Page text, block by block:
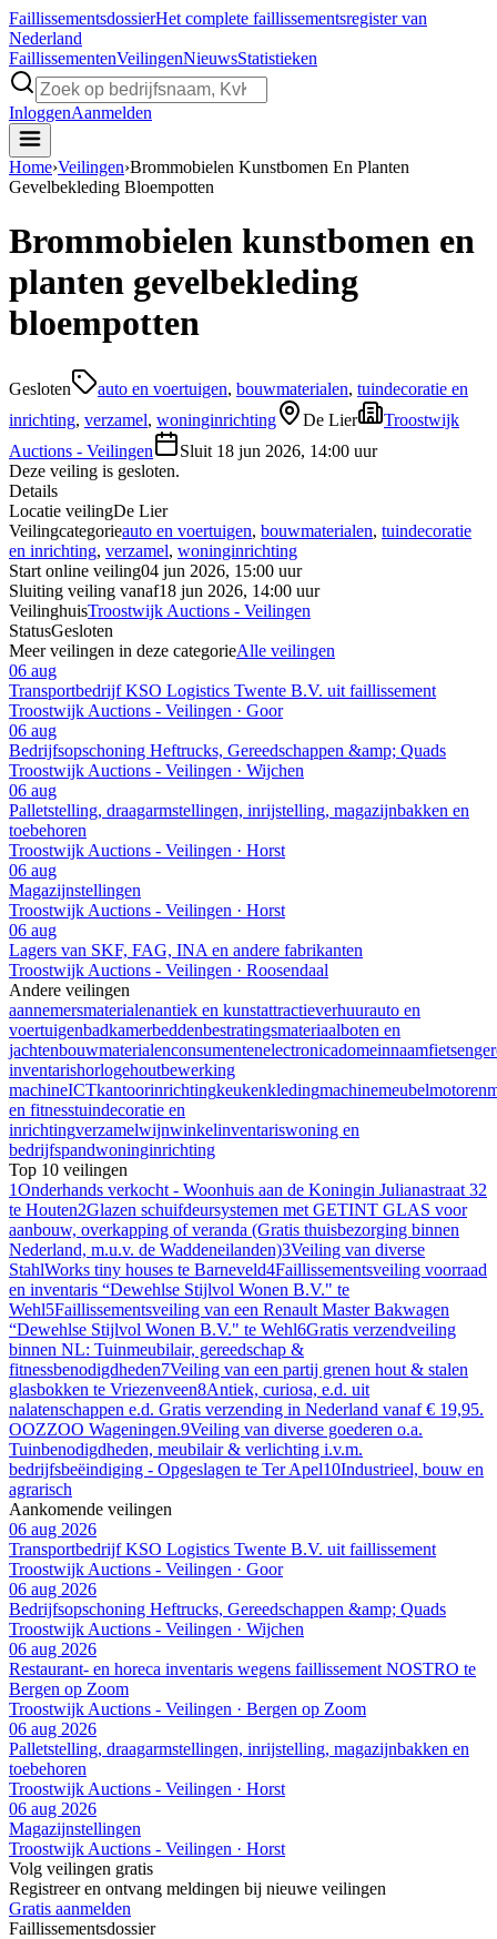
FaillissementsdossierHet complete faillissementsregister van
Nederland
FaillissementenVeilingenNieuwsStatistieken
InloggenAanmelden
Home›Veilingen›Brommobielen Kunstbomen En Planten
Gevelbekleding Bloempotten
Brommobielen kunstbomen en
planten gevelbekleding
bloempotten
Gesloten auto en voertuigen, bouwmaterialen, tuindecoratie en
inrichting, verzamel, woninginrichting De Lier
Troostwijk
Auctions - Veilingen
Sluit 18 jun 2026, 14:00 uur
Deze veiling is gesloten.
Details
Locatie veilingDe Lier
Veilingcategorieauto en voertuigen, bouwmaterialen, tuindecoratie
en inrichting, verzamel, woninginrichting
Start online veiling04 jun 2026, 15:00 uur
Sluiting veiling vanaf18 jun 2026, 14:00 uur
VeilinghuisTroostwijk Auctions - Veilingen
StatusGesloten
Meer veilingen in deze categorieAlle veilingen
06 aug
Transportbedrijf KSO Logistics Twente B.V. uit faillissement
Troostwijk Auctions - Veilingen · Goor
06 aug
Bedrijfsopschoning Heftrucks, Gereedschappen &amp; Quads
Troostwijk Auctions - Veilingen · Wijchen
06 aug
Palletstelling, draagarmstellingen, inrijstelling, magazijnbakken en
toebehoren
Troostwijk Auctions - Veilingen · Horst
06 aug
Magazijnstellingen
Troostwijk Auctions - Veilingen · Horst
06 aug
Lagers van SKF, FAG, INA en andere fabrikanten
Troostwijk Auctions - Veilingen · Roosendaal
Andere veilingen
aannemersmaterialenantiek en kunstattractieverhuurauto en
voertuigenbadkamerbeddenbestratingsmateriaalboten en
jachtenbouwmaterialenconsumentenelectronicadomeinnaamfietsen
inventarishorlogehoutbewerking
machineICTkantoorinrichtingkeukenkledingmachinemeubelmotoren
en fitnesstuindecoratie en
inrichtingverzamelwijnwinkelinventariswoning en
bedrijfspandwoninginrichting
Top 10 veilingen
1Onderhands verkocht - Woonhuis aan de Koningin Julianastraat 32
te Houten2Glazen schuifdeursystemen met GETINT GLAS voor
aanbouw, overkapping of veranda (Gratis thuisbezorging binnen
Nederland, m.u.v. de Waddeneilanden)3Veiling van diverse
StahlWorks tiny houses te Barneveld4Faillissementsveiling voorraad
en inventaris “Dewehlse Stijlvol Wonen B.V." te
Wehl5Faillissementsveiling van een Renault Master Bakwagen
“Dewehlse Stijlvol Wonen B.V." te Wehl6Gratis verzendveiling
binnen NL: Tuinmeubilair, gereedschap &
fitnessbenodigdheden7Veiling van een partij grenen hout & stalen
glasbokken te Vriezenveen8Antiek, curiosa, e.d. uit
nalatenschappen e.d. Gratis verzending in Nederland vanaf € 19,95.
OOZZOO Wageningen.9Veiling van diverse goederen o.a.
Tuinbenodigdheden, meubilair & verlichting i.v.m.
bedrijfsbeëindiging - Opgeslagen te Ter Apel10Industrieel, bouw en
agrarisch
Aankomende veilingen
06 aug 2026
Transportbedrijf KSO Logistics Twente B.V. uit faillissement
Troostwijk Auctions - Veilingen · Goor
06 aug 2026
Bedrijfsopschoning Heftrucks, Gereedschappen &amp; Quads
Troostwijk Auctions - Veilingen · Wijchen
06 aug 2026
Restaurant- en horeca inventaris wegens faillissement NOSTRO te
Bergen op Zoom
Troostwijk Auctions - Veilingen · Bergen op Zoom
06 aug 2026
Palletstelling, draagarmstellingen, inrijstelling, magazijnbakken en
toebehoren
Troostwijk Auctions - Veilingen · Horst
06 aug 2026
Magazijnstellingen
Troostwijk Auctions - Veilingen · Horst
Volg veilingen gratis
Registreer en ontvang meldingen bij nieuwe veilingen
Gratis aanmelden
Faillissementsdossier